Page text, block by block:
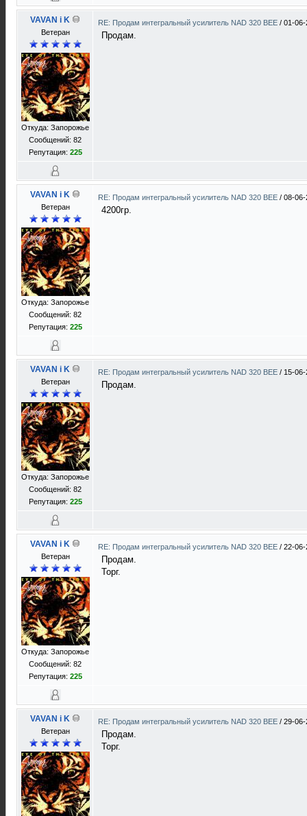
VAVAN i K
Ветеран
Откуда: Запорожье
Сообщений: 82
Репутация: 225
RE: Продам интегральный усилитель NAD 320 BEE / 01-06-
Продам.
VAVAN i K
Ветеран
Откуда: Запорожье
Сообщений: 82
Репутация: 225
RE: Продам интегральный усилитель NAD 320 BEE / 08-06-
4200гр.
VAVAN i K
Ветеран
Откуда: Запорожье
Сообщений: 82
Репутация: 225
RE: Продам интегральный усилитель NAD 320 BEE / 15-
Продам.
VAVAN i K
Ветеран
Откуда: Запорожье
Сообщений: 82
Репутация: 225
RE: Продам интегральный усилитель NAD 320 BEE / 22-06-
Продам.
Торг.
VAVAN i K
Ветеран
RE: Продам интегральный усилитель NAD 320 BEE / 29-06-
Продам.
Торг.